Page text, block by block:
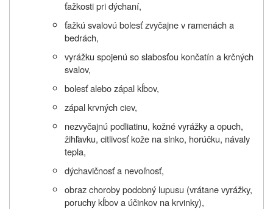
ťažkosti pri dýchaní,
ťažkú svalovú bolesť zvyčajne v ramenách a
bedrách,
vyrážku spojenú so slabosťou končatín a krčných
svalov,
bolesť alebo zápal kĺbov,
zápal krvných ciev,
nezvyčajnú podliatinu, kožné vyrážky a opuch,
žihľavku, citlivosť kože na slnko, horúčku, návaly
tepla,
dýchavičnosť a nevoľnosť,
obraz choroby podobný lupusu (vrátane vyrážky,
poruchy kĺbov a účinkov na krvinky),